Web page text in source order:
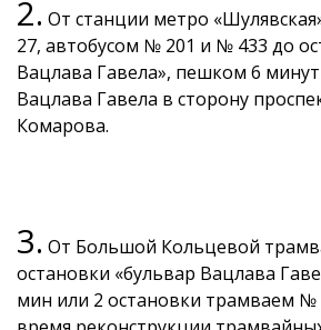
2. От станции метро
27, автобусом № 201 и № 433 до
Вацлава Гавела», пешком 6
Вацлава Гавела в сторону
Комарова.
3. От Большой Кольцевой
остановки «бульвар Вацлава
мин или 2 остановки трамваем №